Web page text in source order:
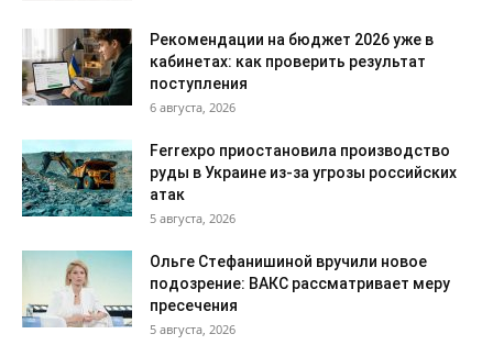
Рекомендации на бюджет 2026 уже в
кабинетах: как проверить результат
поступления
6 августа, 2026
Ferrexpo приостановила производство
руды в Украине из-за угрозы российских
атак
5 августа, 2026
Ольге Стефанишиной вручили новое
подозрение: ВАКС рассматривает меру
пресечения
5 августа, 2026